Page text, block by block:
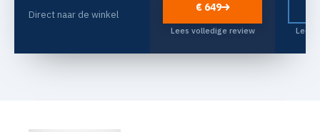
Direct naar de winkel
€ 649
Lees volledige review Lees